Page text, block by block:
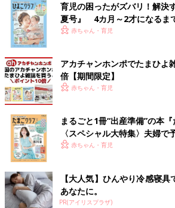
育児の困ったがズバリ！解決
夏号』 4カ月～2才になるま
いっぱい！
赤ちゃん・育児
アカチャンホンポでたまひよ
倍【期間限定】
赤ちゃん・育児
まるごと1冊“出産準備”の本『
〈スペシャル大特集〉夫婦
赤ちゃん・育児
【大人気】ひんやり冷感寝
あなたに。
PR(アイリスプラザ)